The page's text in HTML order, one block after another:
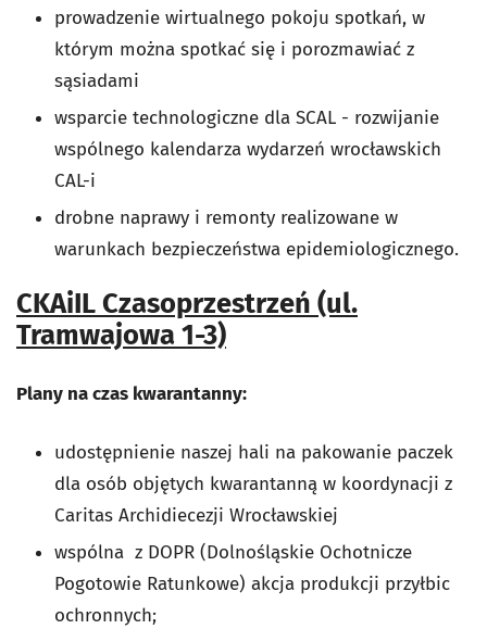
prowadzenie wirtualnego pokoju spotkań, w
którym można spotkać się i porozmawiać z
sąsiadami
wsparcie technologiczne dla SCAL - rozwijanie
wspólnego kalendarza wydarzeń wrocławskich
CAL-i
drobne naprawy i remonty realizowane w
warunkach bezpieczeństwa epidemiologicznego.
CKAiIL Czasoprzestrzeń (ul.
Tramwajowa 1-3)
Plany na czas kwarantanny:
udostępnienie naszej hali na pakowanie paczek
dla osób objętych kwarantanną w koordynacji z
Caritas Archidiecezji Wrocławskiej
wspólna z DOPR (Dolnośląskie Ochotnicze
Pogotowie Ratunkowe) akcja produkcji przyłbic
ochronnych;